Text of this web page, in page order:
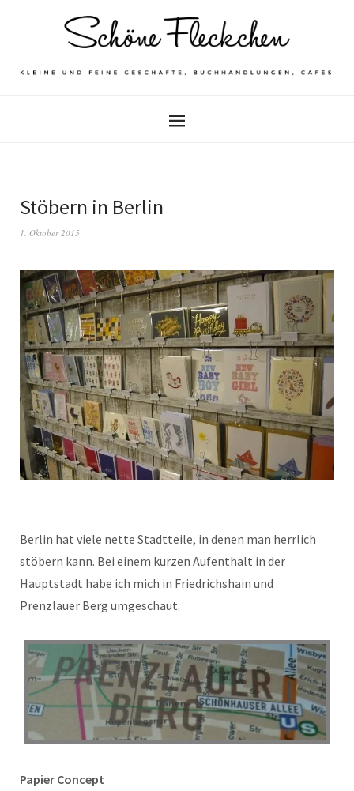
Stöbern in Berlin
1. Oktober 2015
Berlin hat viele nette Stadtteile, in denen man herrlich
stöbern kann. Bei einem kurzen Aufenthalt in der
Hauptstadt habe ich mich in Friedrichshain und
Prenzlauer Berg umgeschaut.
Papier Concept